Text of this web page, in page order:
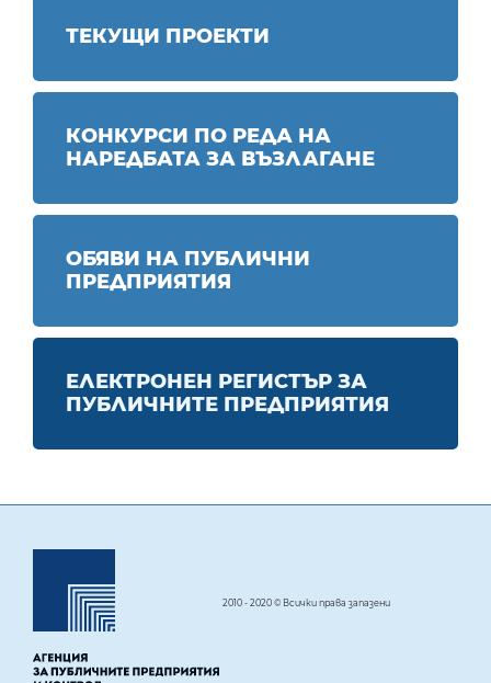
ТЕКУЩИ ПРОЕКТИ
КОНКУРСИ ПО РЕДА НА
НАРЕДБАТА ЗА ВЪЗЛАГАНЕ
ОБЯВИ НА ПУБЛИЧНИ
ПРЕДПРИЯТИЯ
ЕЛЕКТРОНЕН РЕГИСТЪР ЗА
ПУБЛИЧНИТЕ ПРЕДПРИЯТИЯ
2010 - 2020 © Всички права запазени